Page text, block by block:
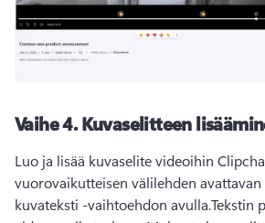
Vaihe 4.Kuvaselitteen
Luo ja lisää kuvaselite videoihin
vuorovaikutteisen välilehden avattavan
kuvateksti -vaihtoehdon avulla.Tekstin